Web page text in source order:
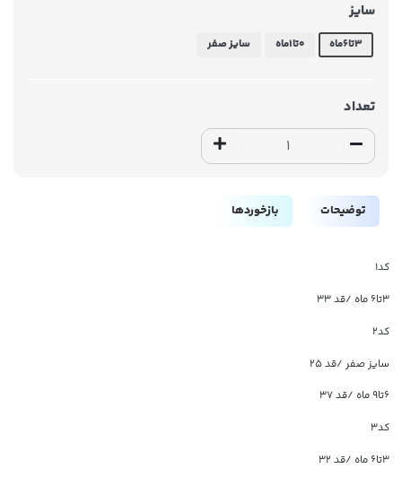
سایز
۳تا۶ماه ۰تا۱ماه سایز صفر
تعداد
توضیحات بازخوردها
کد1
۳تا۶ ماه /قد ۳۳
کد2
سایز صفر /قد ۲۵
۶تا۹ ماه /قد ۳۷
کد3
۳تا۶ ماه /قد ۳۲